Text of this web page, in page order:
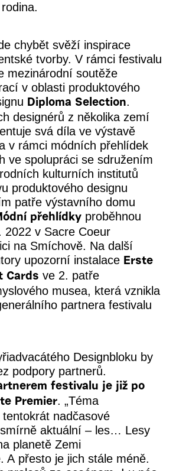
chybět svěží inspirace
tvorby. V rámci festivalu
mezinárodní soutěže
v oblasti produktového
Diploma Selection.
designérů z několika zemí
svá díla ve výstavě
v rámci módních přehlídek
ve spolupráci se sdružením
kulturních institutů
produktového designu
patře výstavního domu
přehlídky proběhnou
2022 v Sacre Coeur
na Smíchově. Na další
upozorní instalace Erste
Cards ve 2. patře
musea, která vznikla
partnera festivalu
Designbloku by
podpory partnerů.
festivalu je již po
Premier. „Téma
tentokrát nadčasové
aktuální – les… Lesy
planetě Zemi
A přesto je jich stále méně.